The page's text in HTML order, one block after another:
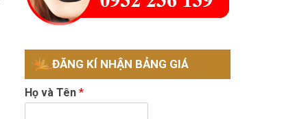
ĐĂNG KÍ NHẬN BẢNG GIÁ
Họ và Tên *